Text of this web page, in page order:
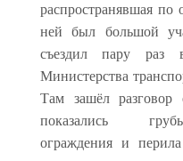
распространявшая по
ней был большой
съездил пару раз
Министерства
Там зашёл
показались
ограждения и